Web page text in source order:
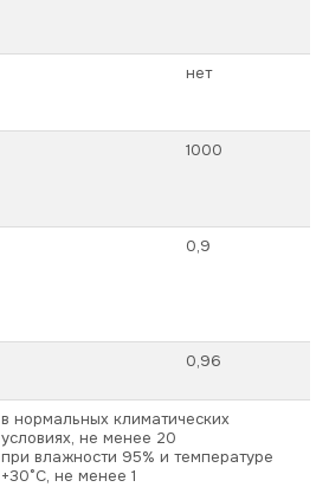
нет
1000
0,9
0,96
в нормальных климатических
условиях, не менее 20
при влажности 95% и температуре
+30°С, не менее 1